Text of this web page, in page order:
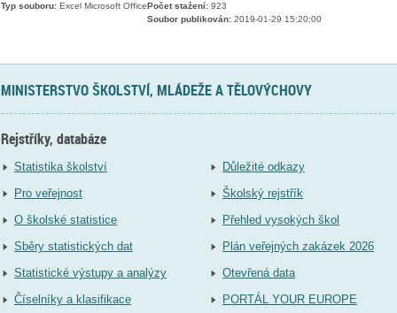
Typ souboru:Excel Microsoft Office Počet stažení:923
Soubor publikován:2019-01-29 15:20:00
MINISTERSTVO ŠKOLSTVÍ, MLÁDEŽE A TĚLOVÝCHOVY
Rejstříky, databáze
Statistika školství
Pro veřejnost
O školské statistice
Sběry statistických dat
Statistické výstupy a analýzy
Číselníky a klasifikace
Důležité odkazy
Školský rejstřík
Přehled vysokých škol
Plán veřejných zakázek 2026
Otevřená data
PORTÁL YOUR EUROPE